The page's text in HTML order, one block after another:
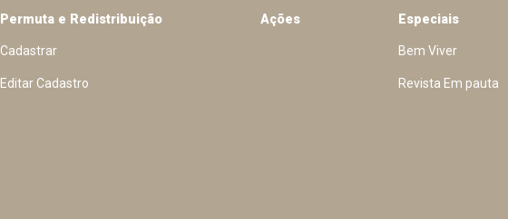
Permuta e Redistribuição
Cadastrar
Editar Cadastro
Ações Especiais
Bem Viver
Revista Em pauta